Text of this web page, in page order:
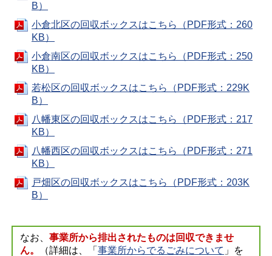
B）
小倉北区の回収ボックスはこちら（PDF形式：260
KB）
小倉南区の回収ボックスはこちら（PDF形式：250
KB）
若松区の回収ボックスはこちら（PDF形式：229K
B）
八幡東区の回収ボックスはこちら（PDF形式：217
KB）
八幡西区の回収ボックスはこちら（PDF形式：271
KB）
戸畑区の回収ボックスはこちら（PDF形式：203K
B）
なお、 事業所から排出されたものは回収できませ
ん。
（詳細は、「 事業所からでるごみについて 」を